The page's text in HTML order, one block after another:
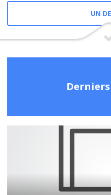
UN